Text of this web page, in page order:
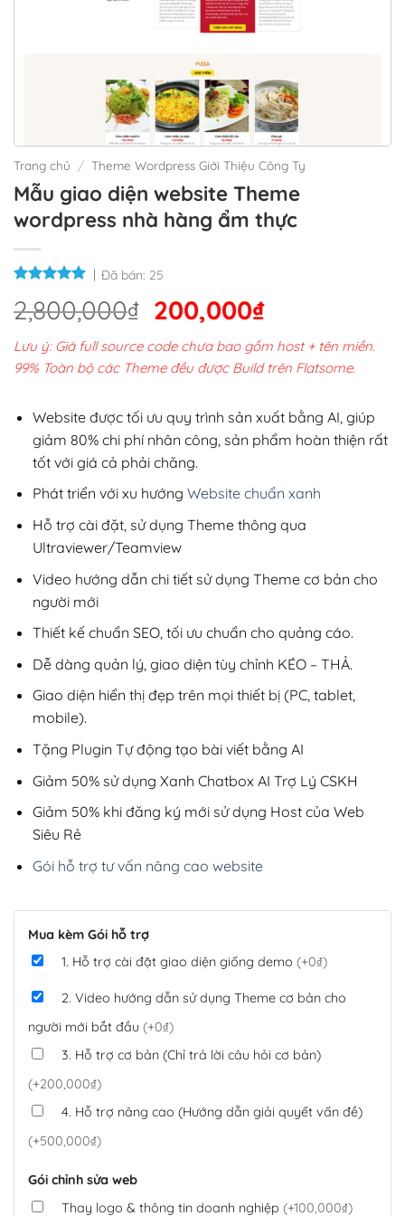
Trang chủ / Theme Wordpress Giới Thiệu Công Ty
Mẫu giao diện website Theme
wordpress nhà hàng ẩm thực
Đã bán: 25
2,800,000₫ Giá
gốc
là:
2,800,000₫.
200,000₫Giá
hiện
tại
200,000₫.
Lưu ý: Giá full source code chưa bao gồm host + tên miền.
99% Toàn bộ các Theme đều được Build trên Flatsome.
Website được tối ưu quy trình sản xuất bằng AI, giúp
giảm 80% chi phí nhân công, sản phẩm hoàn thiện rất
tốt với giá cả phải chăng.
Phát triển với xu hướng Website chuẩn xanh
Hỗ trợ cài đặt, sử dụng Theme thông qua
Ultraviewer/Teamview
Video hướng dẫn chi tiết sử dụng Theme cơ bản cho
người mới
Thiết kế chuẩn SEO, tối ưu chuẩn cho quảng cáo.
Dễ dàng quản lý, giao diện tùy chỉnh KÉO – THẢ.
Giao diện hiển thị đẹp trên mọi thiết bị (PC, tablet,
mobile).
Tặng Plugin Tự động tạo bài viết bằng AI
Giảm 50% sử dụng Xanh Chatbox AI Trợ Lý CSKH
Giảm 50% khi đăng ký mới sử dụng Host của Web
Siêu Rẻ
Gói hỗ trợ tư vấn nâng cao website
Mua kèm Gói hỗ trợ
1. Hỗ trợ cài đặt giao diện giống demo (+0₫)
2. Video hướng dẫn sử dụng Theme cơ bản cho
người mới bắt đầu (+0₫)
3. Hỗ trợ cơ bản (Chỉ trả lời câu hỏi cơ bản)
(+200,000₫)
4. Hỗ trợ nâng cao (Hướng dẫn giải quyết vấn đề)
(+500,000₫)
Gói chỉnh sửa web
Thay logo & thông tin doanh nghiệp (+100,000₫)